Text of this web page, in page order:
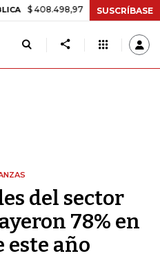
+$ 8.753,81 +2,19%
SUSCRÍBASE
del sector
78% en
este año